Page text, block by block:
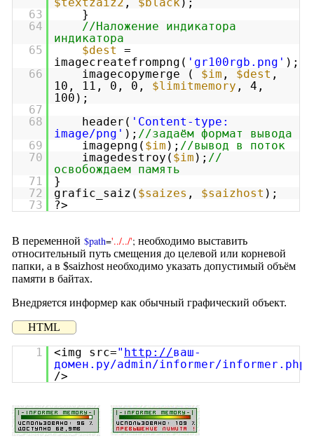
63
}
64
//Наложение индикатора
индикатора
65
$dest
=
imagecreatefrompng( 'gr100rgb.png' );
66
imagecopymerge ( $im , $dest ,
10, 11, 0, 0, $limitmemory , 4,
100);
67
68
header( 'Content-type:
image/png' ); //задаём формат вывода
69
imagepng( $im ); //вывод в поток
70
imagedestroy( $im ); //
освобождаем память
71
}
72
grafic_saiz( $saizes , $saizhost );
73
?>
В переменной $path='../../'; необходимо выставить
относительный путь смещения до целевой или корневой
папки, а в $saizhost необходимо указать допустимый объём
памяти в байтах.
Внедряется информер как обычный графический объект.
HTML
1 <img src=" http://ваш-
домен.ру/admin/informer/informer.php"
/>